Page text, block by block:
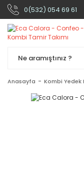
0(532) 054 69 61
Anasayfa Kombi Yedek